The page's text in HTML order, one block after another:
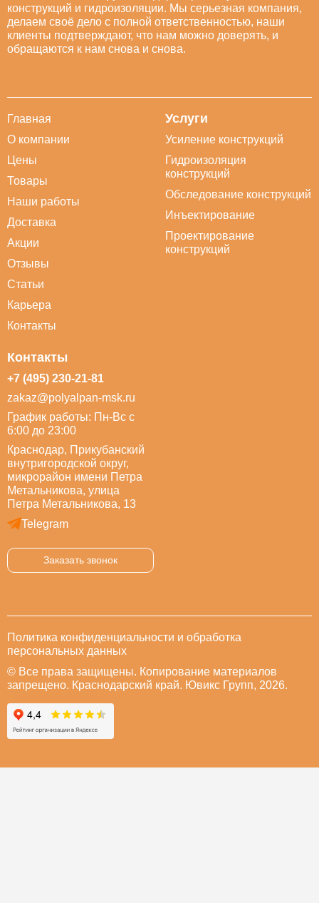
конструкций и гидроизоляции. Мы серьезная компания,
делаем своё дело с полной ответственностью, наши
клиенты подтверждают, что нам можно доверять, и
обращаются к нам снова и снова.
Главная
О компании
Цены
Товары
Наши работы
Доставка
Акции
Отзывы
Статьи
Карьера
Контакты
Услуги
Усиление конструкций
Гидроизоляция
конструкций
Обследование конструкций
Инъектирование
Проектирование
конструкций
Контакты
+7 (495) 230-21-81
zakaz@polyalpan-msk.ru
График работы: Пн-Вс с
6:00 до 23:00
Краснодар, Прикубанский
внутригородской округ,
микрорайон имени Петра
Метальникова, улица
Петра Метальникова, 13
Telegram
Заказать звонок
Политика конфиденциальности и обработка
персональных данных
© Все права защищены. Копирование материалов
запрещено. Краснодарский край. Ювикс Групп, 2026.